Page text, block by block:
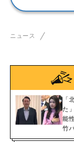
ニュース
「
た
能
竹